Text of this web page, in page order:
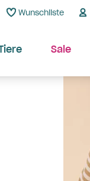
Wunschliste
Sale